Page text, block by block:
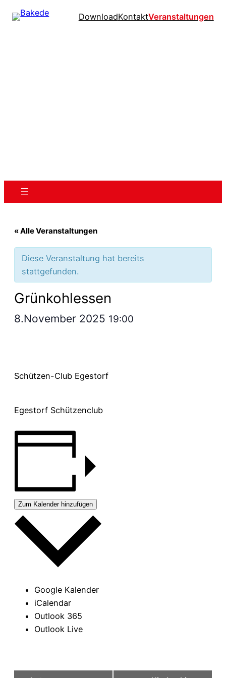
DownloadKontaktVeranstaltungen
« Alle Veranstaltungen
Diese Veranstaltung hat bereits
stattgefunden.
Grünkohlessen
8.November 2025 19:00
Schützen-Club Egestorf
Egestorf Schützenclub
Zum Kalender hinzufügen
Google Kalender
iCalendar
Outlook 365
Outlook Live